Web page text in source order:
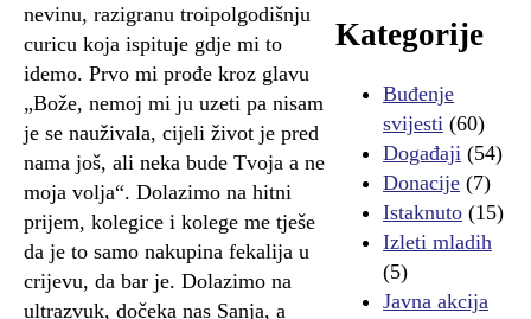
nevinu, razigranu troipolgodišnju
curicu koja ispituje gdje mi to
idemo. Prvo mi prođe kroz glavu
„Bože, nemoj mi ju uzeti pa nisam
je se nauživala, cijeli život je pred
nama još, ali neka bude Tvoja a ne
moja volja“. Dolazimo na hitni
prijem, kolegice i kolege me tješe
da je to samo nakupina fekalija u
crijevu, da bar je. Dolazimo na
ultrazvuk, dočeka nas Sanja, a
Kategorije
Buđenje
svijesti (60)
Događaji (54)
Donacije (7)
Istaknuto (15)
Izleti mladih
(5)
Javna akcija